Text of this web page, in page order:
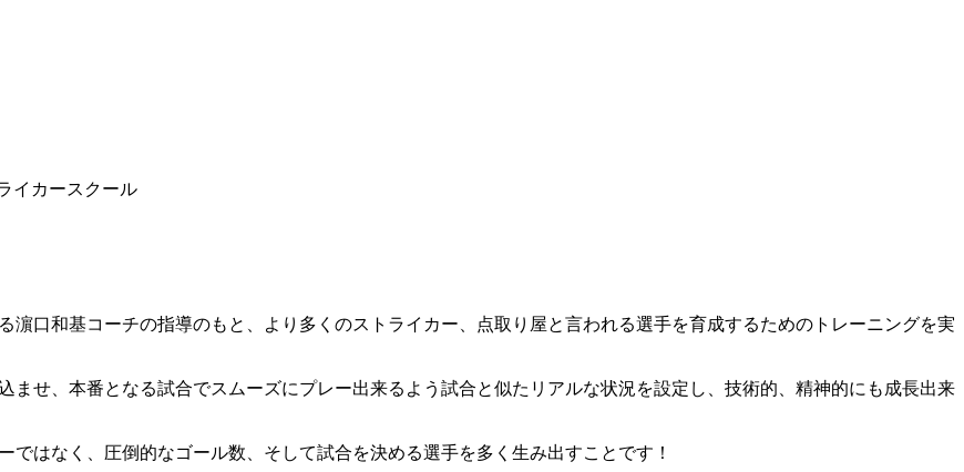
口和基コーチの指導のもと、より多くのストライカー、点取り屋と言われる選手を育成するためのトレーニングを実
せ、本番となる試合でスムーズにプレー出来るよう試合と似たリアルな状況を設定し、技術的、精神的にも成長出来
はなく、圧倒的なゴール数、そして試合を決める選手を多く生み出すことです！